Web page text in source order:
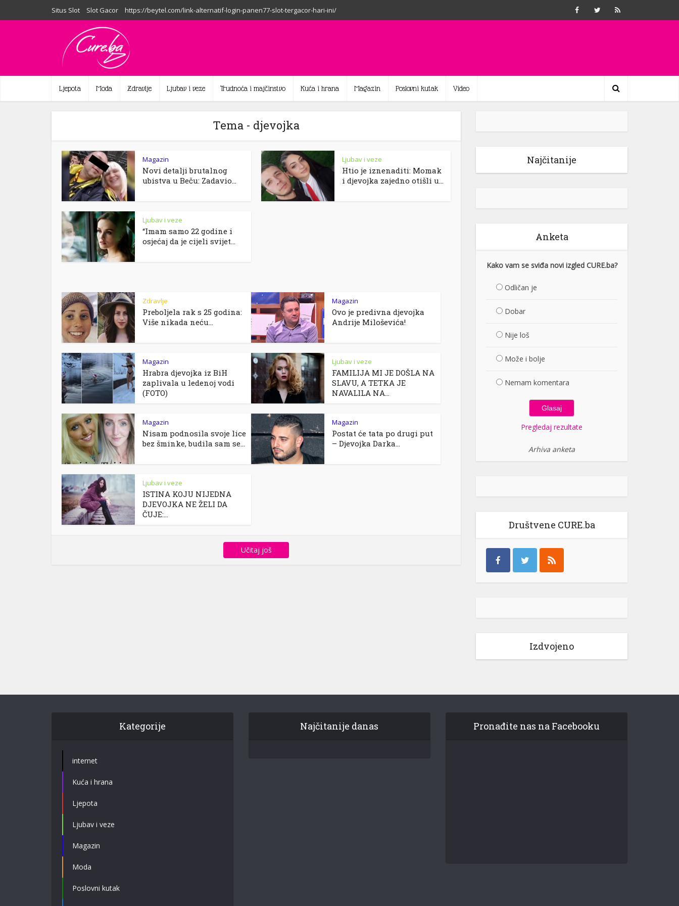
Situs Slot Slot Gacor https://beytel.com/link-alternatif-login-panen77-slot-tergacor-hari-ini/
Ljepota Moda Zdravlje Ljubav i veze Trudnoća i majčinstvo Kuća i hrana Magazin Poslovni kutak Video
Tema - djevojka
Magazin
Novi detalji brutalnog
ubistva u Beču: Zadavio...
Ljubav i veze
Htio je iznenaditi: Momak
i djevojka zajedno otišli u...
Ljubav i veze
“Imam samo 22 godine i
osjećaj da je cijeli svijet...
Zdravlje
Preboljela rak s 25 godina:
Više nikada neću...
Magazin
Ovo je predivna djevojka
Andrije Miloševića!
Magazin
Hrabra djevojka iz BiH
zaplivala u ledenoj vodi
(FOTO)
Ljubav i veze
FAMILIJA MI JE DOŠLA NA
SLAVU, A TETKA JE
NAVALILA NA...
Magazin
Nisam podnosila svoje lice
bez šminke, budila sam se...
Magazin
Postat će tata po drugi put
– Djevojka Darka...
Ljubav i veze
ISTINA KOJU NIJEDNA
DJEVOJKA NE ŽELI DA
ČUJE:...
Učitaj još
Najčitanije
Anketa
Kako vam se sviđa novi izgled CURE.ba?
Odličan je
Dobar
Nije loš
Može i bolje
Nemam komentara
Pregledaj rezultate
Arhiva anketa
Društvene CURE.ba
Izdvojeno
Kategorije
internet
Kuća i hrana
Ljepota
Ljubav i veze
Magazin
Moda
Poslovni kutak
Najčitanije danas Pronađite nas na Facebooku